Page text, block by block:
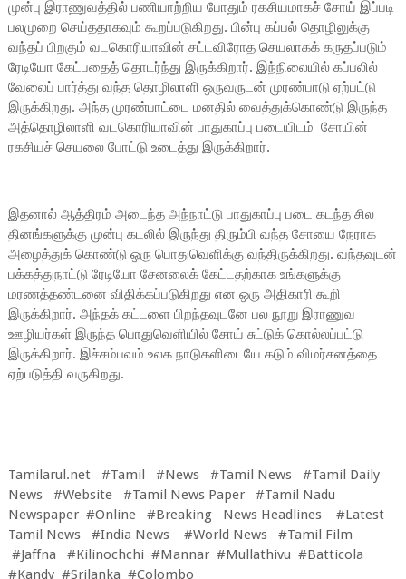
முன்பு இராணுவத்தில் பணியாற்றிய போதும் ரகசியமாகச் சோய் இப்படி
பலமுறை செய்ததாகவும் கூறப்படுகிறது. பின்பு கப்பல் தொழிலுக்கு
வந்தப் பிறகும் வடகொரியாவின் சட்டவிரோத செயலாகக் கருதப்படும்
ரேடியோ கேட்பதைத் தொடர்ந்து இருக்கிறார். இந்நிலையில் கப்பலில்
வேலைப் பார்த்து வந்த தொழிலாளி ஒருவருடன் முரண்பாடு ஏற்பட்டு
இருக்கிறது. அந்த முரண்பாட்டை மனதில் வைத்துக்கொண்டு இருந்த
அத்தொழிலாளி வடகொரியாவின் பாதுகாப்பு படையிடம் சோயின்
ரகசியச் செயலை போட்டு உடைத்து இருக்கிறார்.
இதனால் ஆத்திரம் அடைந்த அந்நாட்டு பாதுகாப்பு படை கடந்த சில
தினங்களுக்கு முன்பு கடலில் இருந்து திரும்பி வந்த சோயை நேராக
அழைத்துக் கொண்டு ஒரு பொதுவெளிக்கு வந்திருக்கிறது. வந்தவுடன்
பக்கத்துநாட்டு ரேடியோ சேனலைக் கேட்டதற்காக உங்களுக்கு
மரணத்தண்டனை விதிக்கப்படுகிறது என ஒரு அதிகாரி கூறி
இருக்கிறார். அந்தக் கட்டளை பிறந்தவுடனே பல நூறு இராணுவ
ஊழியர்கள் இருந்த பொதுவெளியில் சோய் சுட்டுக் கொல்லப்பட்டு
இருக்கிறார். இச்சம்பவம் உலக நாடுகளிடையே கடும் விமர்சனத்தை
ஏற்படுத்தி வருகிறது.
Tamilarul.net #Tamil #News #Tamil News #Tamil Daily
News #Website #Tamil News Paper #Tamil Nadu
Newspaper #Online #Breaking News Headlines #Latest
Tamil News #India News #World News #Tamil Film
#Jaffna #Kilinochchi #Mannar #Mullathivu #Batticola
#Kandy #Srilanka #Colombo